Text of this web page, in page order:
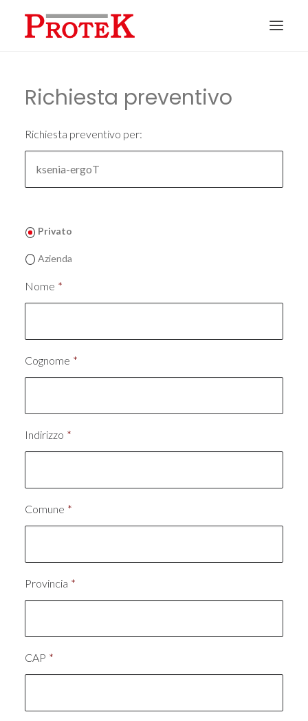
CHI SIAMO
SOLUZIONI
NEWS
ASSISTENZA
Richiesta preventivo
Richiesta preventivo per:
Privato
Azienda
Nome *
Cognome *
Indirizzo *
Comune *
Provincia *
CAP *